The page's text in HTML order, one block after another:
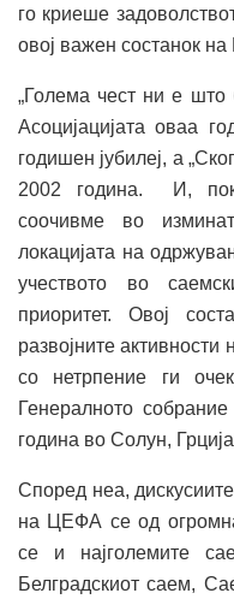
го криеше
овој важен состанок
„Голема чест ни е што
Асоцијацијата оваа
годишен јубилеј, а
2002 година. И,
соочивме во
локацијата на
учеството во
приоритет. Овој
развојните активности
со нетрпение ги
Генералното
година во Солун,
Според неа,
на ЦЕФА се од
се и најголемите
Белградскиот саем,